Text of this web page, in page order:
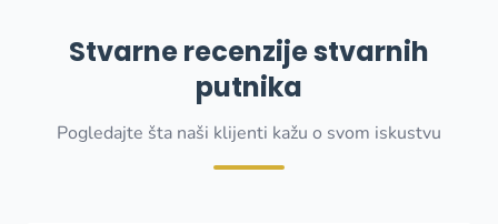
Stvarne recenzije stvarnih
putnika
Pogledajte šta naši klijenti kažu o svom iskustvu